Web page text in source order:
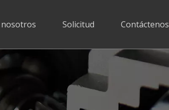
Solicitud Contáctenos